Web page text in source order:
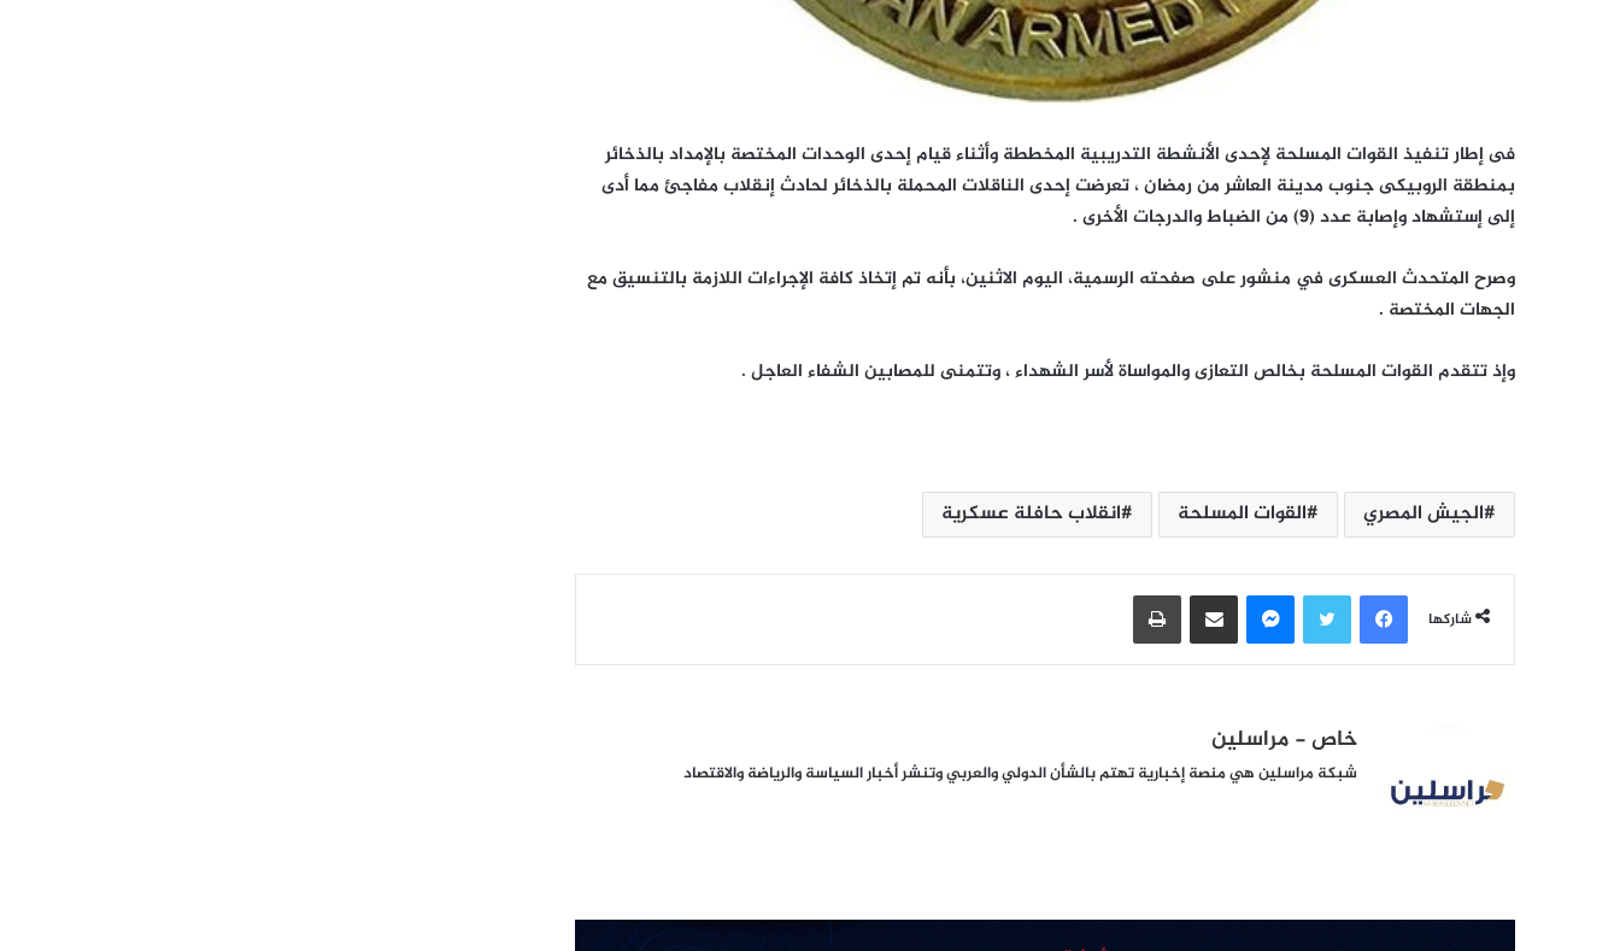
فى إطار تنفيذ القوات المسلحة لإحدى الأنشطة التدريبية المخططة وأثناء قيام إحدى الوحدات المختصة بالإمداد بالذخائر
بمنطقة الروبيكى جنوب مدينة العاشر من رمضان ، تعرضت إحدى الناقلات المحملة بالذخائر لحادث إنقلاب مفاجئ مما أدى
إلى إستشهاد وإصابة عدد (9) من الضباط والدرجات الأخرى .
وصرح المتحدث العسكرى في منشور على صفحته الرسمية، اليوم الاثنين، بأنه تم إتخاذ كافة الإجراءات اللازمة بالتنسيق مع
الجهات المختصة .
وإذ تتقدم القوات المسلحة بخالص التعازى والمواساة لأسر الشهداء ، وتتمنى للمصابين الشفاء العاجل .
الجيش المصري القوات المسلحة انقلاب حافلة عسكرية
شاركها
فيسبوكتويتر ماسنجر مشاركة عبر البريد طباعة
خاص - مراسلين
شبكة مراسلين هي منصة إخبارية تهتم بالشأن الدولي والعربي وتنشر أخبار السياسة والرياضة والاقتصاد
انطلاق فعاليات المؤتمر الدولي الأول
للعدالة والإصلاح في بنغازي تحت شعار